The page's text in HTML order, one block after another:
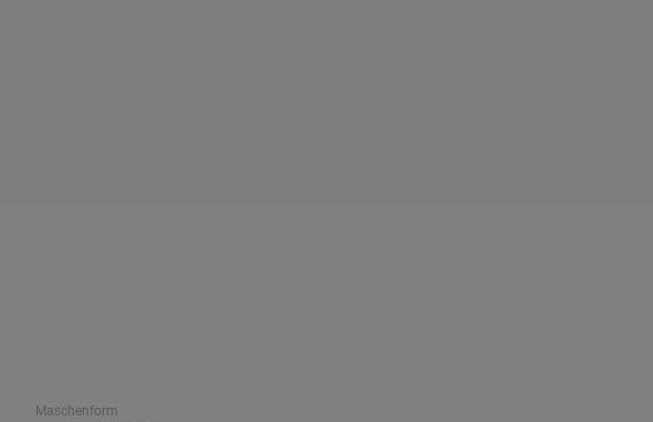
Maschenform